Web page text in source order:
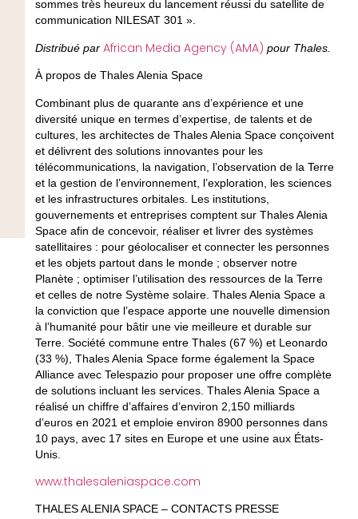
sommes très heureux du lancement réussi du satellite de
communication NILESAT 301 ».
Distribué par African Media Agency (AMA) pour Thales.
À propos de Thales Alenia Space
Combinant plus de quarante ans d’expérience et une
diversité unique en termes d’expertise, de talents et de
cultures, les architectes de Thales Alenia Space conçoivent
et délivrent des solutions innovantes pour les
télécommunications, la navigation, l’observation de la Terre
et la gestion de l’environnement, l’exploration, les sciences
et les infrastructures orbitales. Les institutions,
gouvernements et entreprises comptent sur Thales Alenia
Space afin de concevoir, réaliser et livrer des systèmes
satellitaires : pour géolocaliser et connecter les personnes
et les objets partout dans le monde ; observer notre
Planète ; optimiser l’utilisation des ressources de la Terre
et celles de notre Système solaire. Thales Alenia Space a
la conviction que l’espace apporte une nouvelle dimension
à l’humanité pour bâtir une vie meilleure et durable sur
Terre. Société commune entre Thales (67 %) et Leonardo
(33 %), Thales Alenia Space forme également la Space
Alliance avec Telespazio pour proposer une offre complète
de solutions incluant les services. Thales Alenia Space a
réalisé un chiffre d’affaires d’environ 2,150 milliards
d’euros en 2021 et emploie environ 8900 personnes dans
10 pays, avec 17 sites en Europe et une usine aux États-
Unis.
www.thalesaleniaspace.com
THALES ALENIA SPACE – CONTACTS PRESSE